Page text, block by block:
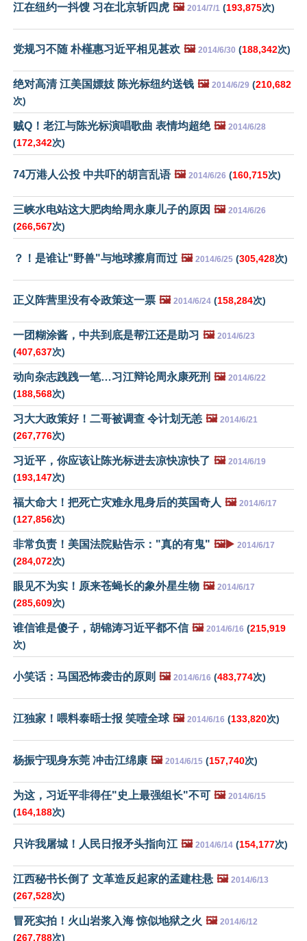
江在纽约一抖馊 习在北京斩四虎 🖼️ 2014/7/1 (193,875次)
党规习不随 朴槿惠习近平相见甚欢 🖼️ 2014/6/30 (188,342次)
绝对高清 江美国嫖妓 陈光标纽约送钱 🖼️ 2014/6/29 (210,682
次)
贼Q！老江与陈光标演唱歌曲 表情均超绝 🖼️ 2014/6/28
(172,342次)
74万港人公投 中共吓的胡言乱语 🖼️ 2014/6/26 (160,715次)
三峡水电站这大肥肉给周永康儿子的原因 🖼️ 2014/6/26
(266,567次)
？！是谁让"野兽"与地球擦肩而过 🖼️ 2014/6/25 (305,428次)
正义阵营里没有令政策这一票 🖼️ 2014/6/24 (158,284次)
一团糊涂酱，中共到底是帮江还是助习 🖼️ 2014/6/23
(407,637次)
动向杂志跩跩一笔…习江辩论周永康死刑 🖼️ 2014/6/22
(188,568次)
习大大政策好！二哥被调查 令计划无恙 🖼️ 2014/6/21
(267,776次)
习近平，你应该让陈光标进去凉快凉快了 🖼️ 2014/6/19
(193,147次)
福大命大！把死亡灾难永甩身后的英国奇人 🖼️ 2014/6/17
(127,856次)
非常负责！美国法院贴告示："真的有鬼" 🖼️▶️ 2014/6/17
(284,072次)
眼见不为实！原来苍蝇长的象外星生物 🖼️ 2014/6/17
(285,609次)
谁信谁是傻子，胡锦涛习近平都不信 🖼️ 2014/6/16 (215,919
次)
小笑话：马国恐怖袭击的原则 🖼️ 2014/6/16 (483,774次)
江独家！喂料泰晤士报 笑噎全球 🖼️ 2014/6/16 (133,820次)
杨振宁现身东莞 冲击江绵康 🖼️ 2014/6/15 (157,740次)
为这，习近平非得任"史上最强组长"不可 🖼️ 2014/6/15
(164,188次)
只许我屠城！人民日报矛头指向江 🖼️ 2014/6/14 (154,177次)
江西秘书长倒了 文革造反起家的孟建柱悬 🖼️ 2014/6/13
(267,528次)
冒死实拍！火山岩浆入海 惊似地狱之火 🖼️ 2014/6/12
(267,788次)